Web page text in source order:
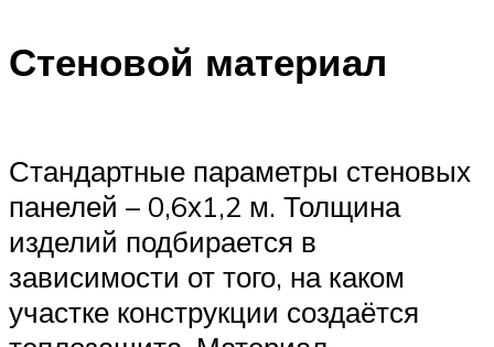
Стеновой материал
Стандартные параметры стеновых
панелей – 0,6х1,2 м. Толщина
изделий подбирается в
зависимости от того, на каком
участке конструкции создаётся